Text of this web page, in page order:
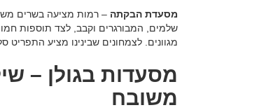
מסעדת הבקתה – רמות מציעה בשרים
שלמים, המבורגרים וקבב, לצד תוספות
מגוונים. לצמחונים שבינינו מציע
מסעדות בגולן –
משובח